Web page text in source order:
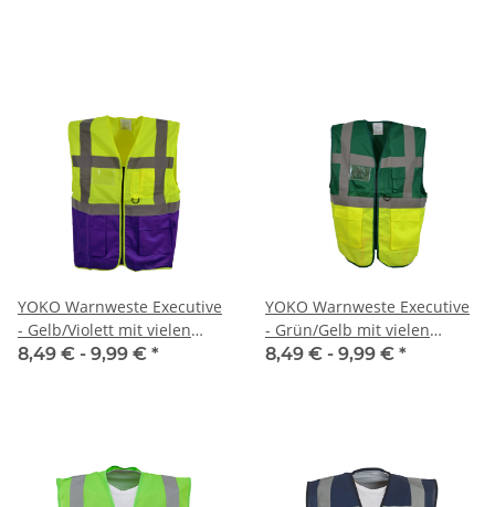
YOKO Warnweste Executive
- Gelb/Violett mit vielen
Taschen und Reißverschluss
8,49 € - 9,99 € *
YOKO Warnweste Executive
- Grün/Gelb mit vielen
Taschen und Reißverschluss
8,49 € - 9,99 € *